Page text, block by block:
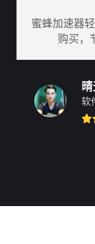
蜜蜂加速器
购买，
软